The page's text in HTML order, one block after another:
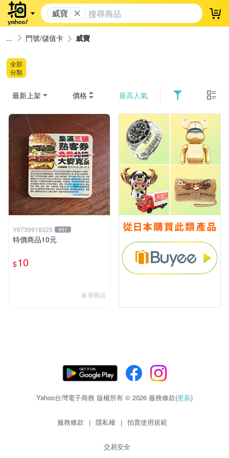
威寶 登
門號/儲值卡 威寶
全部
分類
最新上架 價格 最高人氣
Y6739918325 451
特價商品10元
$10
多筆商品
Yahoo台灣電子商務 版權所有 © 2026 服務條款(更新)
服務條款 | 隱私權 | 拍賣使用規範
交易安全